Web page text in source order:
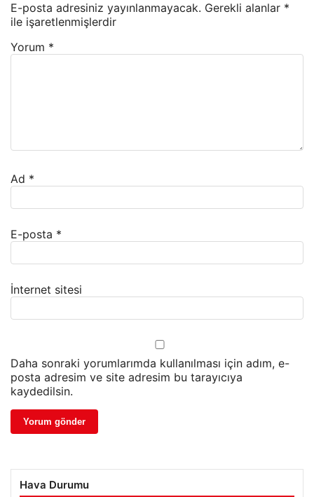
E-posta adresiniz yayınlanmayacak. Gerekli alanlar *
ile işaretlenmişlerdir
Yorum *
Ad *
E-posta *
İnternet sitesi
Daha sonraki yorumlarımda kullanılması için adım, e-
posta adresim ve site adresim bu tarayıcıya
kaydedilsin.
Hava Durumu